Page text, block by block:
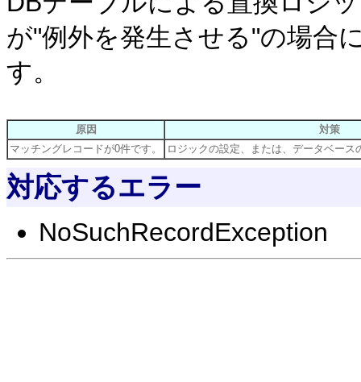
が"例外を発生させる"の場合
す。
原因
対策
マッチングレコードが0件です。
ロジックの設定、または、データベー
対応するエラー
NoSuchRecordException